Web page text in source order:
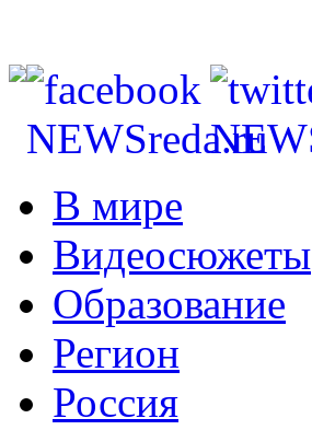
В мире
Видеосюжеты
Образование
Регион
Россия